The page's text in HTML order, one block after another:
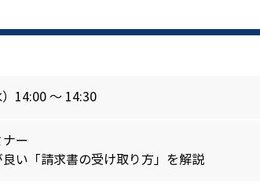
14:00 ～ 14:30
ー
い「請求書の受け取り方」を解説